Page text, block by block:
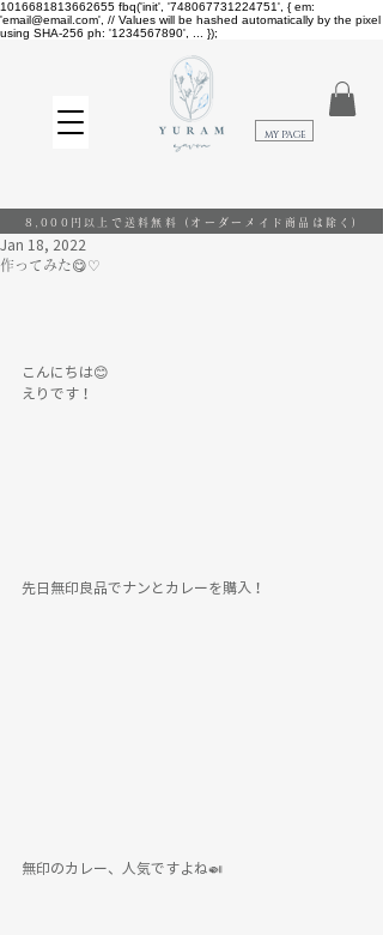
1016681813662655 fbq('init', '748067731224751', { em:
'email@email.com', // Values will be hashed automatically by the pixel
using SHA-256 ph: '1234567890', ... });
​MY PAGE
8,000円以上で送料無料 (オーダーメイド商品は除く)
作ってみた😋♡
Jan 18, 2022
こんにちは😊
えりです！
先日無印良品でナンとカレーを購入！
無印のカレー、人気ですよね🍛